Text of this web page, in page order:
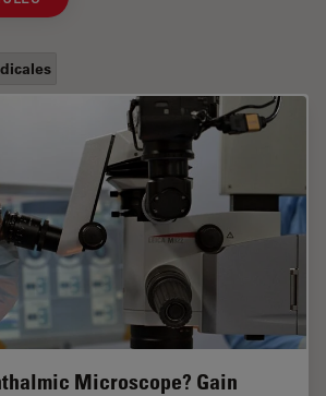
Microscope? Gain